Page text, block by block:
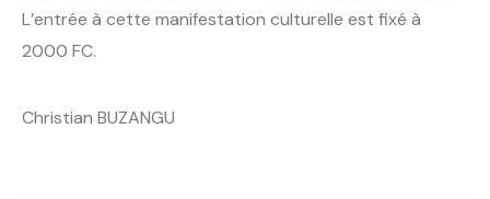
L’entrée à cette manifestation culturelle est fixé à
2000 FC.
Christian BUZANGU